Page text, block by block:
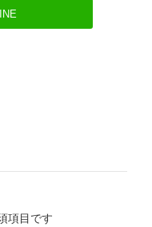
項目です